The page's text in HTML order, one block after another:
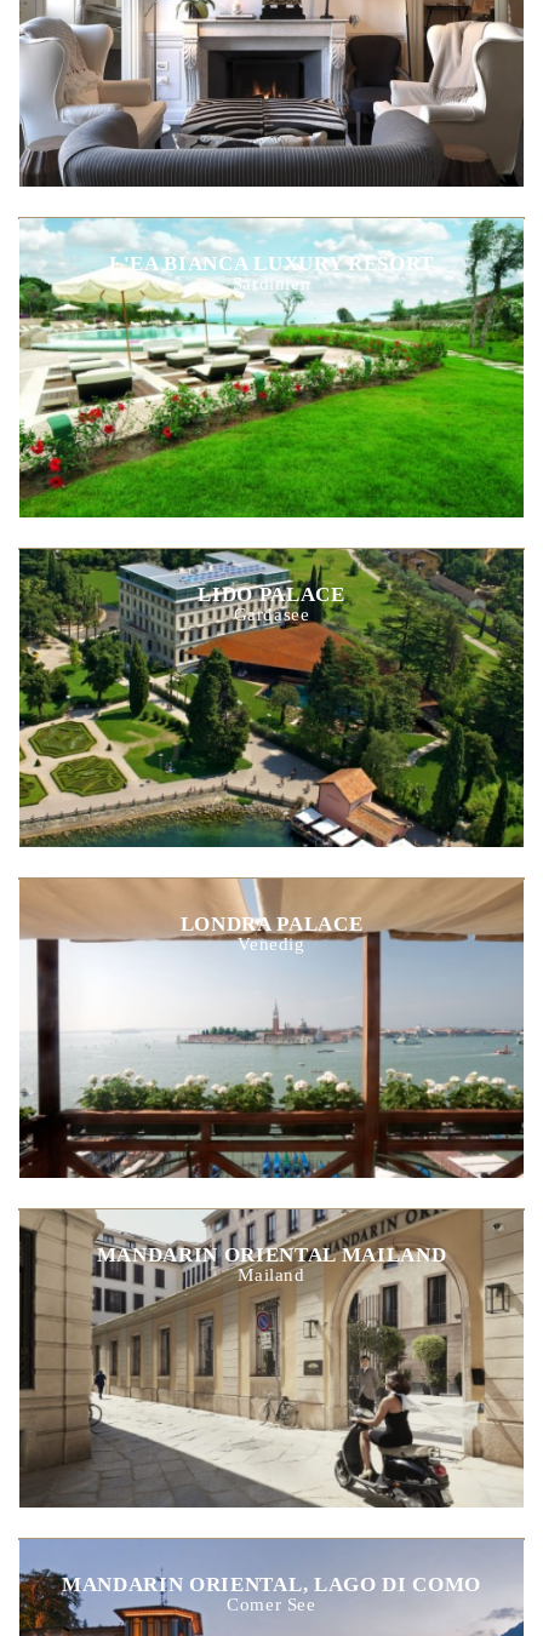
L'EA BIANCA LUXURY RESORT
Sardinien
LIDO PALACE
Gardasee
LONDRA PALACE
Venedig
MANDARIN ORIENTAL MAILAND
Mailand
MANDARIN ORIENTAL, LAGO DI COMO
Comer See